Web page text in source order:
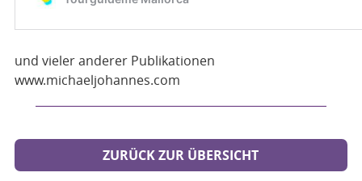
und vieler anderer Publikationen
www.michaeljohannes.com
ZURÜCK ZUR ÜBERSICHT